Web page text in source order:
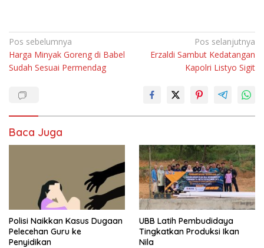
Navigasi
pos
Pos sebelumnya
Harga Minyak Goreng di Babel
Sudah Sesuai Permendag
Pos selanjutnya
Erzaldi Sambut Kedatangan
Kapolri Listyo Sigit
Baca Juga
Polisi Naikkan Kasus Dugaan
Pelecehan Guru ke
Penyidikan
UBB Latih Pembudidaya
Tingkatkan Produksi Ikan
Nila